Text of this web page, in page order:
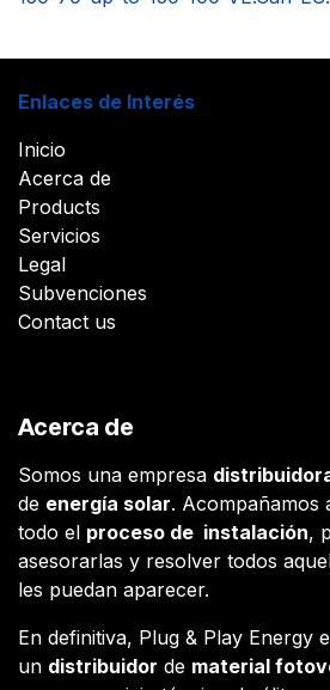
Enlaces de Interés
Inicio
Acerca de
Products
Servicios
Legal
Subvenciones
Contact us
Acerca de
Somos una empresa
de energía solar. Acompañamos
todo el proceso de instalación,
asesorarlas y resolver todos
les puedan aparecer.
En definitiva, Plug & Play Energy
un distribuidor de material